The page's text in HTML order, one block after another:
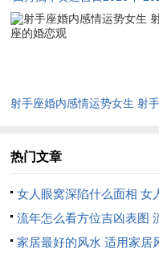
凶化吉、贵人扶助；月德
舌，二德齐集，恰可制衡属
金水与火土之间的内部消耗
此日之于属牛命主，尤利
置产。天德星照，主得贵
年4月属牛的黄道吉日
射手座婚内感情运势女生 射
热门文章
女人眼窝深陷什么面相 女
窝深陷是短命相吗
流年怎么看方位吉凶表图
位置怎么看
家居最好的风水 适用家居